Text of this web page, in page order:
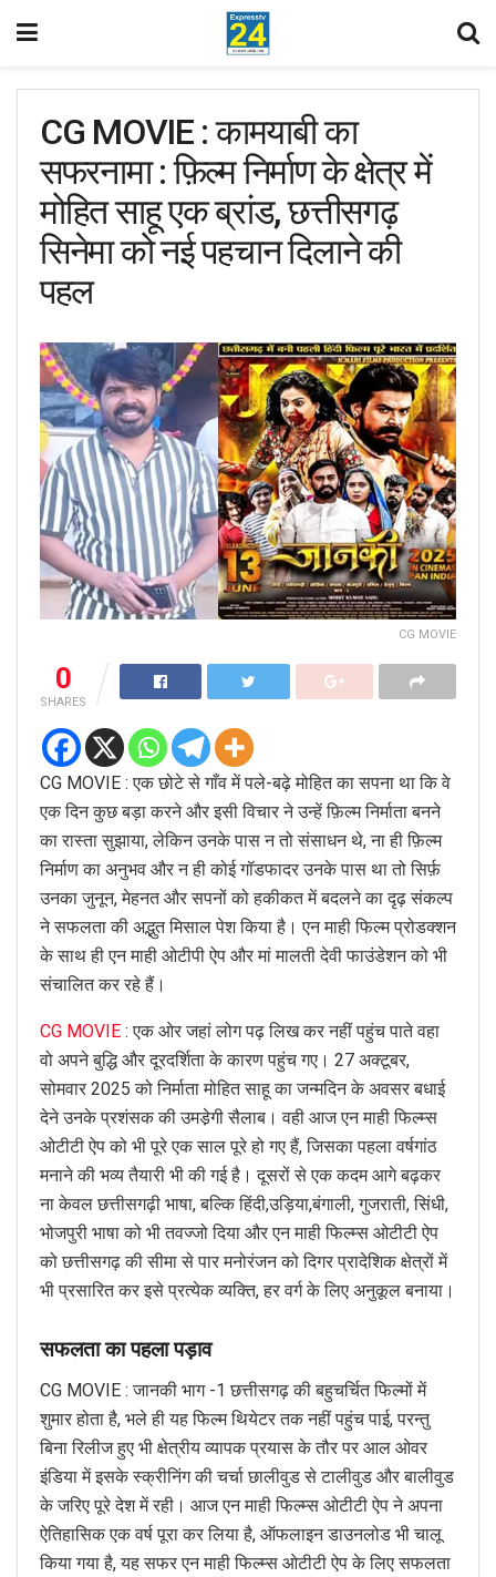
CG MOVIE : कामयाबी का
सफरनामा : फ़िल्म निर्माण के क्षेत्र में
मोहित साहू एक ब्रांड, छत्तीसगढ़
सिनेमा को नई पहचान दिलाने की
पहल
CG MOVIE
0
SHARES
CG MOVIE : एक छोटे से गाँव में पले-बढ़े मोहित का सपना था कि वे
एक दिन कुछ बड़ा करने और इसी विचार ने उन्हें फ़िल्म निर्माता बनने
का रास्ता सुझाया, लेकिन उनके पास न तो संसाधन थे, ना ही फ़िल्म
निर्माण का अनुभव और न ही कोई गॉडफादर उनके पास था तो सिर्फ़
उनका जुनून, मेहनत और सपनों को हकीकत में बदलने का दृढ़ संकल्प
ने सफलता की अद्भुत मिसाल पेश किया है। एन माही फिल्म प्रोडक्शन
के साथ ही एन माही ओटीपी ऐप और मां मालती देवी फाउंडेशन को भी
संचालित कर रहे हैं।
CG MOVIE : एक ओर जहां लोग पढ़ लिख कर नहीं पहुंच पाते वहा
वो अपने बुद्धि और दूरदर्शिता के कारण पहुंच गए। 27 अक्टूबर,
सोमवार 2025 को निर्माता मोहित साहू का जन्मदिन के अवसर बधाई
देने उनके प्रशंसक की उमडे़गी सैलाब। वही आज एन माही फिल्म्स
ओटीटी ऐप को भी पूरे एक साल पूरे हो गए हैं, जिसका पहला वर्षगांठ
मनाने की भव्य तैयारी भी की गई है। दूसरों से एक कदम आगे बढ़कर
ना केवल छत्तीसगढ़ी भाषा, बल्कि हिंदी,उड़िया,बंगाली, गुजराती, सिंधी,
भोजपुरी भाषा को भी तवज्जो दिया और एन माही फिल्म्स ओटीटी ऐप
को छत्तीसगढ़ की सीमा से पार मनोरंजन को दिगर प्रादेशिक क्षेत्रों में
भी प्रसारित कर इसे प्रत्येक व्यक्ति, हर वर्ग के लिए अनुकूल बनाया।
सफलता का पहला पड़ाव
CG MOVIE : जानकी भाग -1 छत्तीसगढ़ की बहुचर्चित फिल्मों में
शुमार होता है, भले ही यह फिल्म थियेटर तक नहीं पहुंच पाई, परन्तु
बिना रिलीज हुए भी क्षेत्रीय व्यापक प्रयास के तौर पर आल ओवर
इंडिया में इसके स्क्रीनिंग की चर्चा छालीवुड से टालीवुड और बालीवुड
के जरिए पूरे देश में रही। आज एन माही फिल्म्स ओटीटी ऐप ने अपना
ऐतिहासिक एक वर्ष पूरा कर लिया है, ऑफलाइन डाउनलोड भी चालू
किया गया है, यह सफर एन माही फिल्म्स ओटीटी ऐप के लिए सफलता